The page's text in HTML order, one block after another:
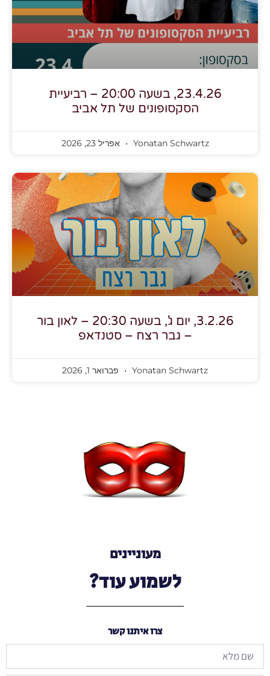
23.4.26, בשעה 20:00 – רביעיית
הסקסופונים של תל אביב
Yonatan Schwartz אפריל 23, 2026
3.2.26, יום ג', בשעה 20:30 – לאון בור
– גבר רצח – סטנדאפ
Yonatan Schwartz פברואר 1, 2026
מעוניינים
לשמוע עוד?
צרו איתנו קשר